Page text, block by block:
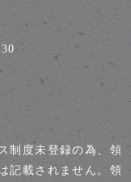
制度未登録の為、領
記載されません。領